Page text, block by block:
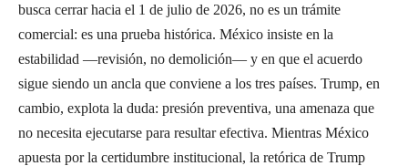
busca cerrar hacia el 1 de julio de 2026, no es un trámite
comercial: es una prueba histórica. México insiste en la
estabilidad —revisión, no demolición— y en que el acuerdo
sigue siendo un ancla que conviene a los tres países. Trump, en
cambio, explota la duda: presión preventiva, una amenaza que
no necesita ejecutarse para resultar efectiva. Mientras México
apuesta por la certidumbre institucional, la retórica de Trump